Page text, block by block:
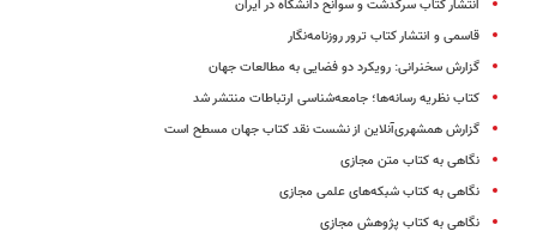
انتشار کتاب سرگذشت و سوانح دانشگاه در ایران
قاسمی و انتشار کتاب ترور روزنامه‌نگار
گزارش سخنرانی: رویکرد دو فضایی به مطالعات جهان
کتاب نظریه ‌رسانه‌ها؛ جامعه‌شناسی ارتباطات منتشر شد
گزارش همشهری‌آنلاین از نشست نقد کتاب جهان مسطح است
نگاهی به کتاب متن مجازی
نگاهی به کتاب شبکه‌های علمی مجازی
نگاهی به کتاب پژوهش مجازی